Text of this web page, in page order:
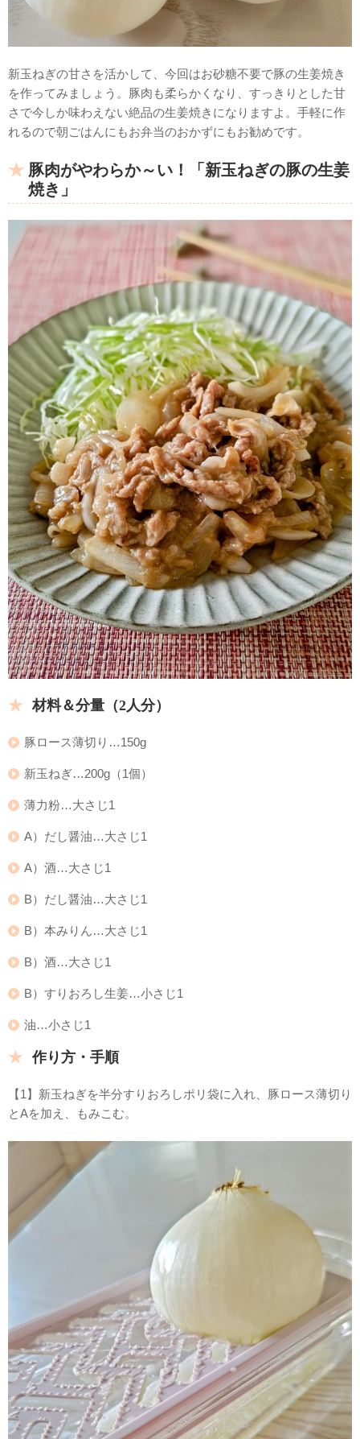
新玉ねぎの甘さを活かして、今回はお砂糖不要で豚の生姜焼き
を作ってみましょう。豚肉も柔らかくなり、すっきりとした甘
さで今しか味わえない絶品の生姜焼きになりますよ。手軽に作
れるので朝ごはんにもお弁当のおかずにもお勧めです。
豚肉がやわらか～い！「新玉ねぎの豚の生姜
焼き」
材料＆分量（2人分）
豚ロース薄切り…150g
新玉ねぎ…200g（1個）
薄力粉…大さじ1
A）だし醤油…大さじ1
A）酒…大さじ1
B）だし醤油…大さじ1
B）本みりん…大さじ1
B）酒…大さじ1
B）すりおろし生姜…小さじ1
油…小さじ1
作り方・手順
【1】新玉ねぎを半分すりおろしポリ袋に入れ、豚ロース薄切り
とAを加え、もみこむ。